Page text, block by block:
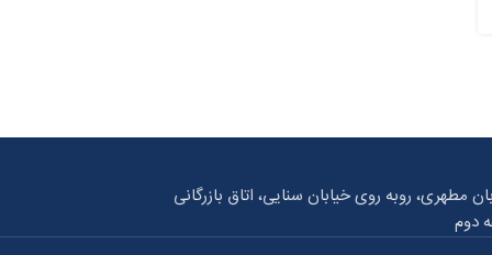
مطهری، روبه روی خیابان سنایی، اتاق بازرگانی
دوم